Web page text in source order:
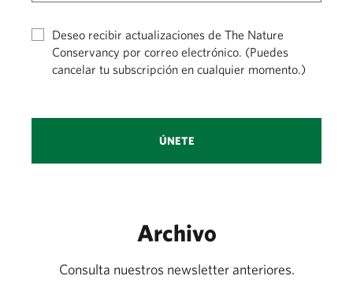
Deseo recibir actualizaciones de The Nature
Conservancy por correo electrónico. (Puedes
cancelar tu subscripción en cualquier momento.)
ÚNETE
Archivo
Consulta nuestros newsletter anteriores.